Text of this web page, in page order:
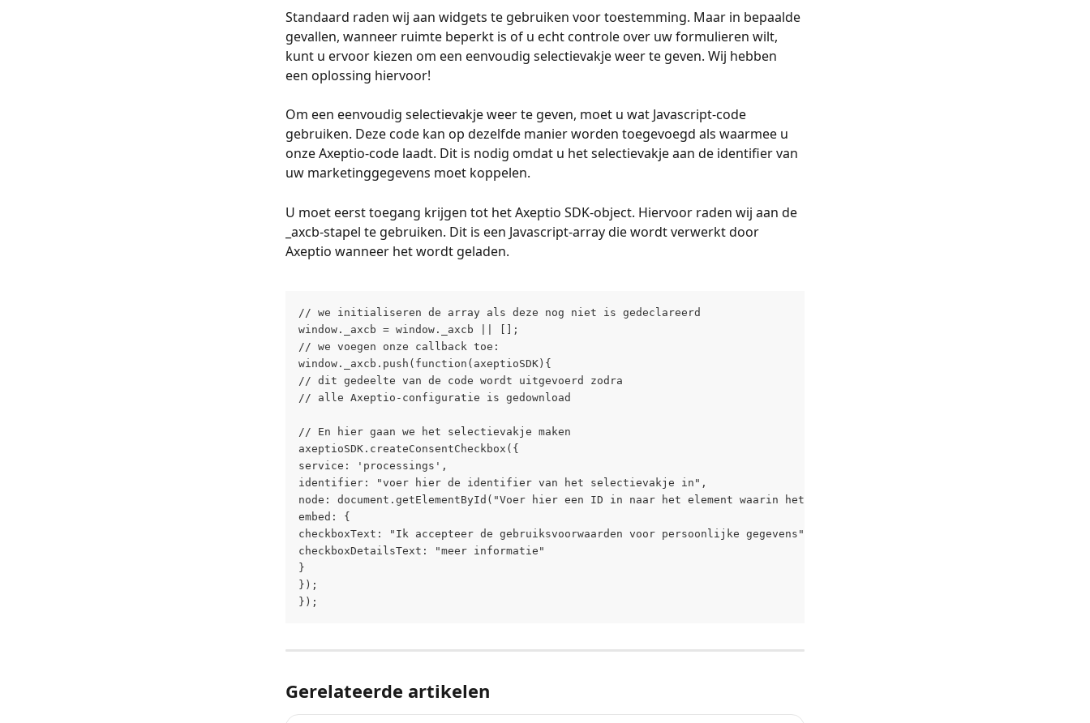
Standaard raden wij aan widgets te gebruiken voor toestemming. Maar in bepaalde
gevallen, wanneer ruimte beperkt is of u echt controle over uw formulieren wilt,
kunt u ervoor kiezen om een eenvoudig selectievakje weer te geven. Wij hebben
een oplossing hiervoor!
Om een eenvoudig selectievakje weer te geven, moet u wat Javascript-code
gebruiken. Deze code kan op dezelfde manier worden toegevoegd als waarmee u
onze Axeptio-code laadt. Dit is nodig omdat u het selectievakje aan de identifier van
uw marketinggegevens moet koppelen.
U moet eerst toegang krijgen tot het Axeptio SDK-object. Hiervoor raden wij aan de
_axcb-stapel te gebruiken. Dit is een Javascript-array die wordt verwerkt door
Axeptio wanneer het wordt geladen.
// we initialiseren de array als deze nog niet is gedeclareerd
window._axcb = window._axcb || [];
// we voegen onze callback toe:
window._axcb.push(function(axeptioSDK){
// dit gedeelte van de code wordt uitgevoerd zodra
// alle Axeptio-configuratie is gedownload
// En hier gaan we het selectievakje maken
axeptioSDK.createConsentCheckbox({
service: 'processings',
identifier: "voer hier de identifier van het selectievakje in",
node: document.getElementById("Voer hier een ID in naar het element waarin het selectievakje wordt gemaakt"),
embed: {
checkboxText: "Ik accepteer de gebruiksvoorwaarden voor persoonlijke gegevens",
checkboxDetailsText: "meer informatie"
}
});
});
Gerelateerde artikelen